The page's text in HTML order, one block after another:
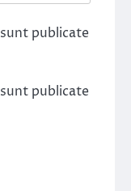
publicate
publicate